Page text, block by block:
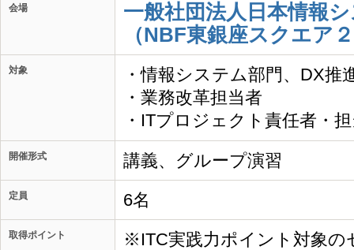
会場
一般社団法人日本情報
（NBF東銀座スクエア
対象
・情報システム部門、DX推
・業務改革担当者
・ITプロジェクト責任者・
開催形式 講義、グループ演習
定員 6名
取得ポイント
※ITC実践力ポイント対象の